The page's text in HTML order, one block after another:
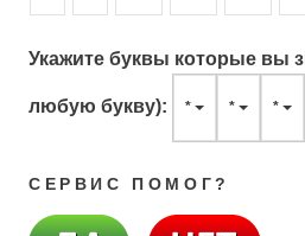
Укажите буквы которые вы
любую букву): * * *
СЕРВИС ПОМОГ?